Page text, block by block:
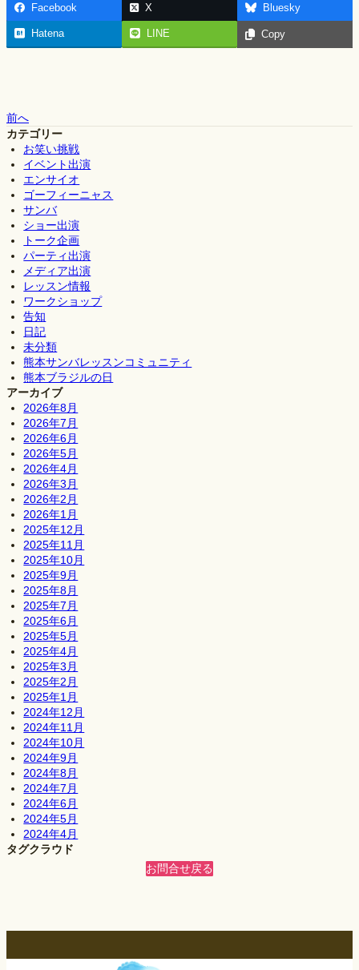
Facebook X Bluesky
Hatena LINE Copy
前へ
カテゴリー
お笑い挑戦
イベント出演
エンサイオ
ゴーフィーニャス
サンバ
ショー出演
トーク企画
パーティ出演
メディア出演
レッスン情報
ワークショップ
告知
日記
未分類
熊本サンバレッスンコミュニティ
熊本ブラジルの日
アーカイブ
2026年8月
2026年7月
2026年6月
2026年5月
2026年4月
2026年3月
2026年2月
2026年1月
2025年12月
2025年11月
2025年10月
2025年9月
2025年8月
2025年7月
2025年6月
2025年5月
2025年4月
2025年3月
2025年2月
2025年1月
2024年12月
2024年11月
2024年10月
2024年9月
2024年8月
2024年7月
2024年6月
2024年5月
2024年4月
タグクラウド
お問合せ戻る